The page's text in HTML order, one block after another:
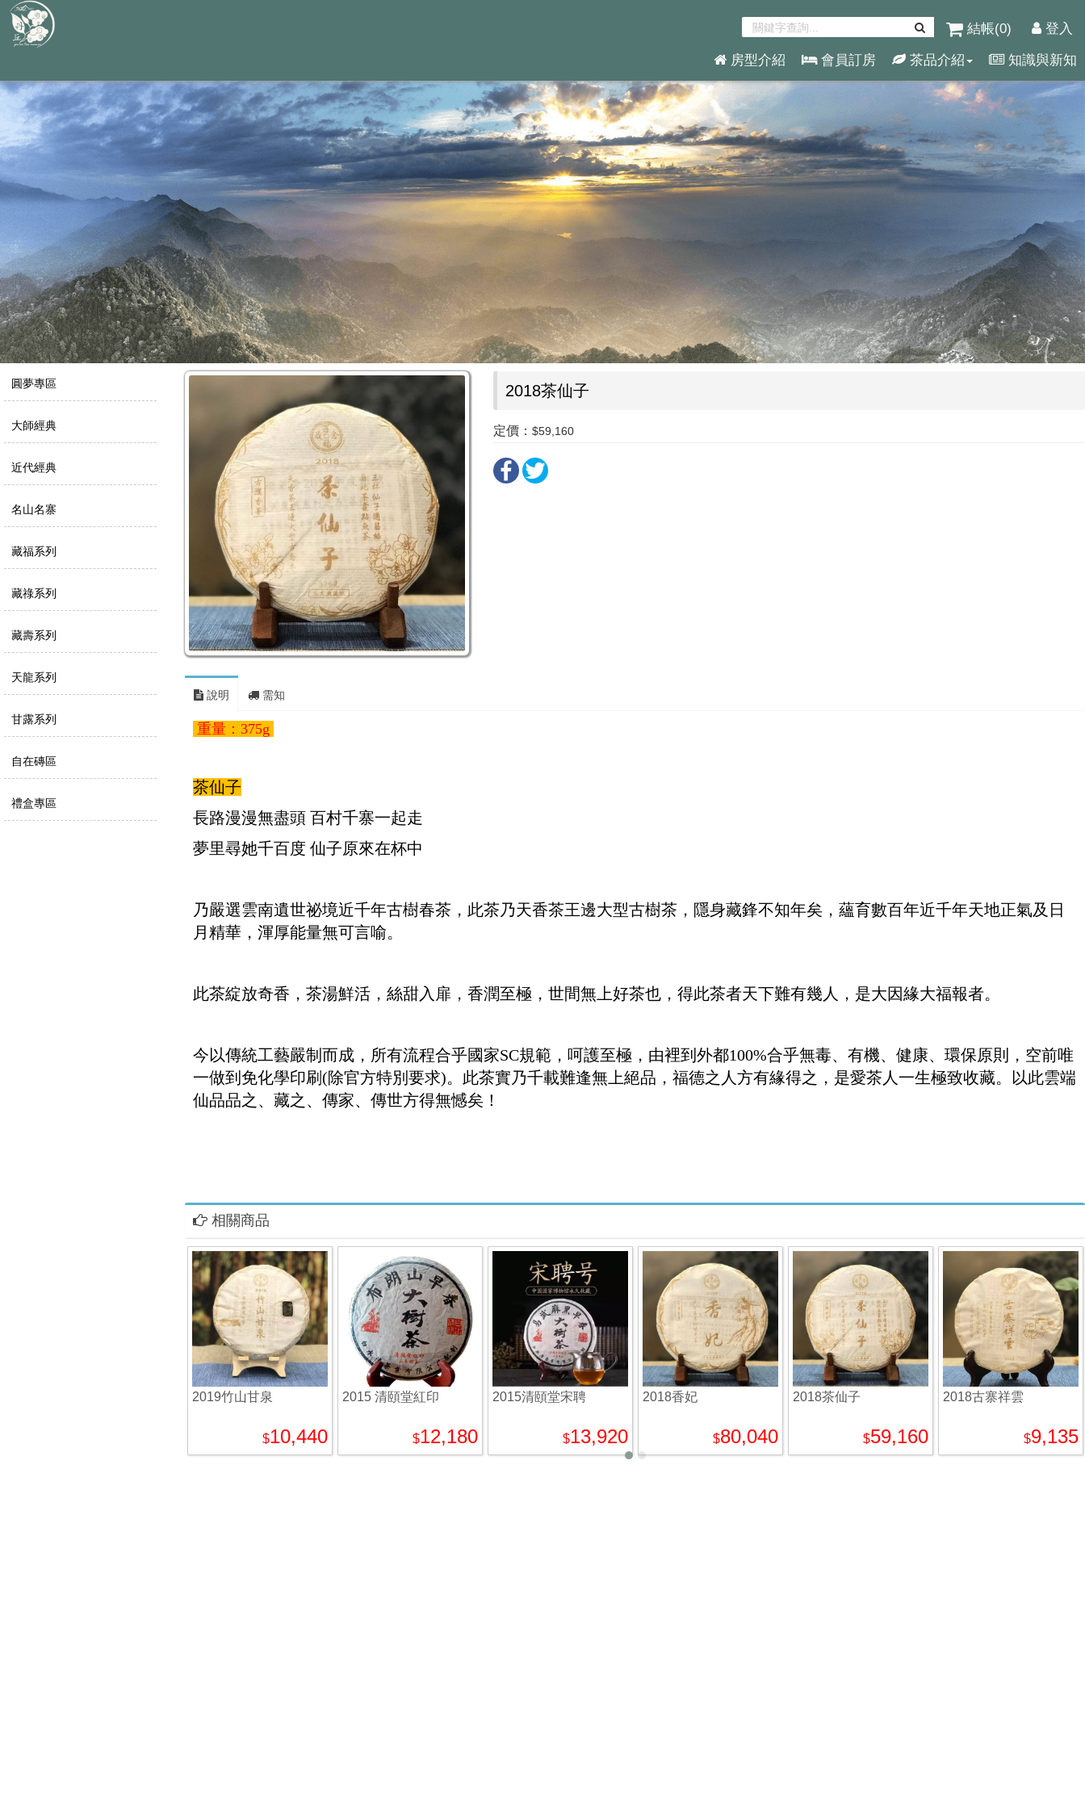
結帳(0) 登入
房型介紹 會員訂房 茶品介紹 知識與新知
圓夢專區
大師經典
近代經典
名山名寨
藏福系列
藏祿系列
藏壽系列
天龍系列
甘露系列
自在磚區
禮盒專區
2018茶仙子
定價： $59,160
說明 需知
重量：375g
茶仙子
長路漫漫無盡頭 百村千寨一起走
夢里尋她千百度 仙子原來在杯中
乃嚴選雲南遺世祕境近千年古樹春茶，此茶乃天香茶王邊大型古樹茶， 隱身藏鋒不知年矣，蘊育數百年近千年天地正氣及日
月精華，渾厚能量無可言喻。
此茶綻放奇香，茶湯鮮活，絲甜入扉，香潤至極，世間無上好茶也， 得此茶者天下難有幾人，是大因緣大福報者。
今以傳統工藝嚴制而成，所有流程合乎國家SC規範，呵護至極，由裡到外都100%合乎無毒、有機、健康、環保原則，空前唯
一做到免化學印刷(除官方特別要求)。此茶實乃千載難逢無上絕品，福德之人方有緣得之，是愛茶人一生極致收藏。以此雲端
仙品品之、藏之、傳家、傳世方得無憾矣！
相關商品
2019竹山甘泉
$10,440
2015 清頤堂紅印
$12,180
2015清頤堂宋聘
$13,920
2018香妃
$80,040
2018茶仙子
$59,160
2018古寨祥雲
$9,135